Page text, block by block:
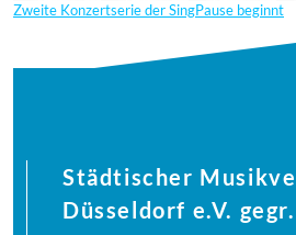
Zweite Konzertserie der SingPause beginnt
Städtischer
Düsseldorf e.V.